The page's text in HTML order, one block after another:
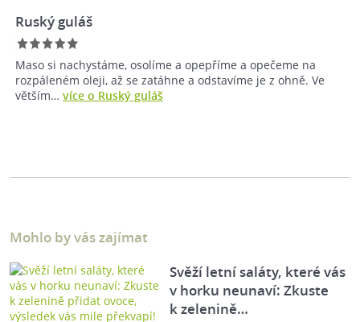
Ruský guláš
Maso si nachystáme, osolíme a opepříme a opečeme na
rozpáleném oleji, až se zatáhne a odstavíme je z ohně. Ve
větším… více o Ruský guláš
Mohlo by vás zajímat
Svěží letní saláty, které vás
v horku neunaví: Zkuste
k zelenině…